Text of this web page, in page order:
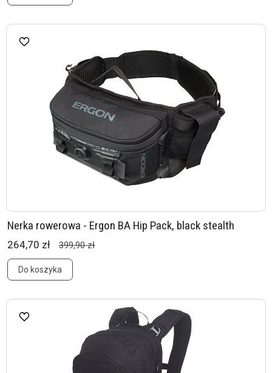
Nerka rowerowa - Ergon BA Hip Pack, black stealth
264,70 zł 399,90 zł
Do koszyka